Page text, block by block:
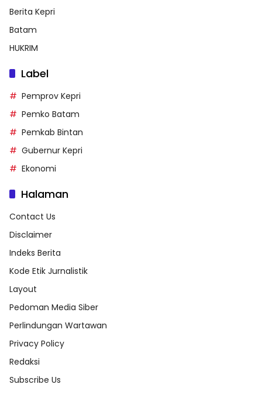
Berita Kepri
Batam
HUKRIM
Label
Pemprov Kepri
Pemko Batam
Pemkab Bintan
Gubernur Kepri
Ekonomi
Halaman
Contact Us
Disclaimer
Indeks Berita
Kode Etik Jurnalistik
Layout
Pedoman Media Siber
Perlindungan Wartawan
Privacy Policy
Redaksi
Subscribe Us